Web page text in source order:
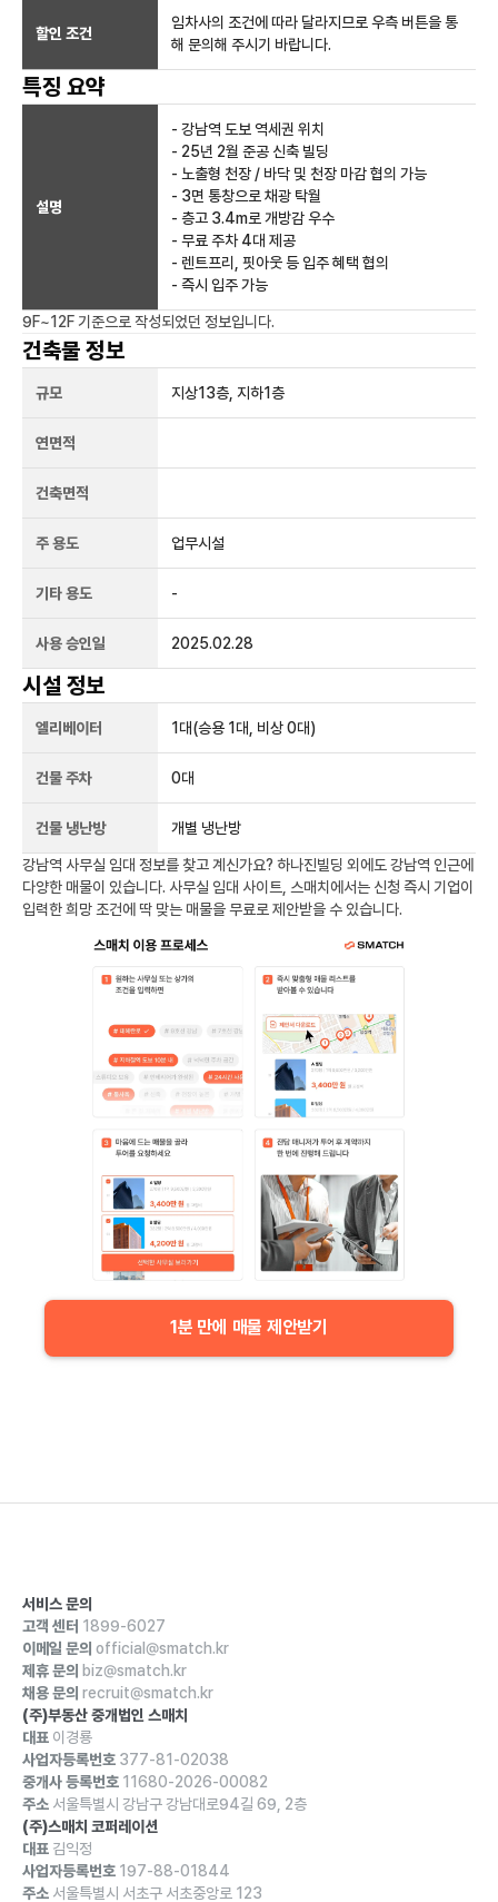
할인 조건
임차사의 조건에 따라 달라지므로 우측 버튼을 통
해 문의해 주시기 바랍니다.
특징 요약
설명
- 강남역 도보 역세권 위치
- 25년 2월 준공 신축 빌딩
- 노출형 천장 / 바닥 및 천장 마감 협의 가능
- 3면 통창으로 채광 탁월
- 층고 3.4m로 개방감 우수
- 무료 주차 4대 제공
- 렌트프리, 핏아웃 등 입주 혜택 협의
- 즉시 입주 가능
9F~12F 기준으로 작성되었던 정보입니다.
건축물 정보
규모 지상13층, 지하1층
연면적
건축면적
주 용도 업무시설
기타 용도 -
사용 승인일 2025.02.28
시설 정보
엘리베이터 1 대(승용 1대, 비상 0대)
건물 주차 0대
건물 냉난방 개별 냉난방
강남역 사무실 임대 정보를 찾고 계신가요? 하나진빌딩 외에도 강남역 인근에
다양한 매물이 있습니다. 사무실 임대 사이트, 스매치에서는 신청 즉시 기업이
입력한 희망 조건에 딱 맞는 매물을 무료로 제안받을 수 있습니다.
1분 만에 매물 제안받기
서비스 문의
고객 센터 1899-6027
이메일 문의 official@smatch.kr
제휴 문의 biz@smatch.kr
채용 문의 recruit@smatch.kr
(주)부동산 중개법인 스매치
대표 이경룡
사업자등록번호 377-81-02038
중개사 등록번호 11680-2026-00082
주소 서울특별시 강남구 강남대로94길 69, 2층
(주)스매치 코퍼레이션
대표 김익정
사업자등록번호 197-88-01844
주소 서울특별시 서초구 서초중앙로 123